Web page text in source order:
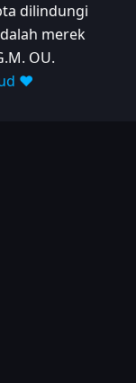
dilindungi
merek
OU.
❤️